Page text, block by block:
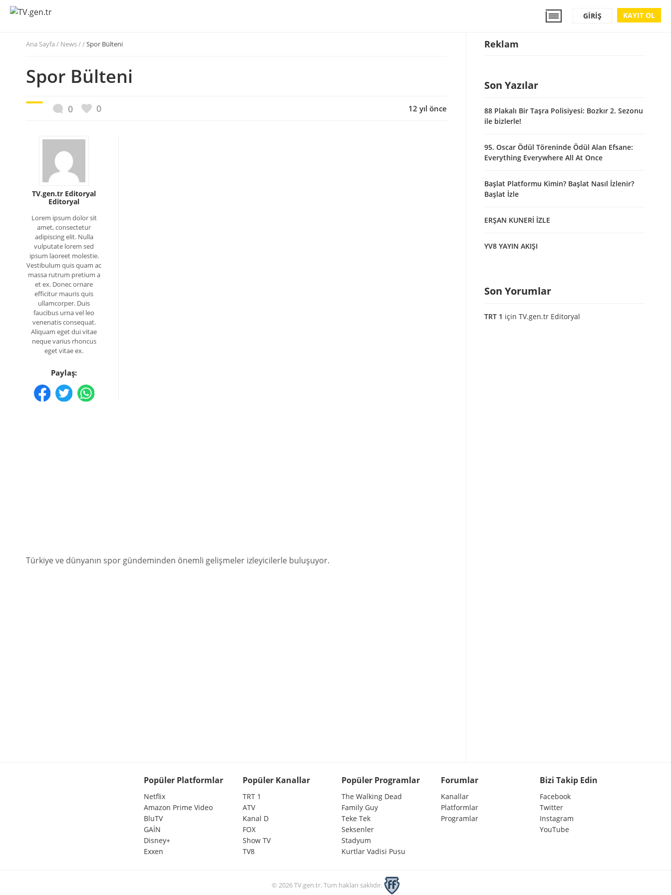
KAYIT OL
GIRIŞ
Ana Sayfa / News / /Spor Bülteni
Spor Bülteni
0 0 12 yıl önce
TV.gen.tr Editoryal
Editoryal
Lorem ipsum dolor sit
amet, consectetur
adipiscing elit. Nulla
vulputate lorem sed
ipsum laoreet molestie.
Vestibulum quis quam ac
massa rutrum pretium a
et ex. Donec ornare
efficitur mauris quis
ullamcorper. Duis
faucibus urna vel leo
venenatis consequat.
Aliquam eget dui vitae
neque varius rhoncus
eget vitae ex.
Paylaş:
Türkiye ve dünyanın spor gündeminden önemli gelişmeler izleyicilerle buluşuyor.
Reklam
Son Yazılar
88 Plakalı Bir Taşra Polisiyesi: Bozkır 2. Sezonu
ile bizlerle!
95. Oscar Ödül Töreninde Ödül Alan Efsane:
Everything Everywhere All At Once
Başlat Platformu Kimin? Başlat Nasıl İzlenir?
Başlat İzle
ERŞAN KUNERİ İZLE
YV8 YAYIN AKIŞI
Son Yorumlar
TRT 1 için TV.gen.tr Editoryal
Popüler Platformlar
Netflix
Amazon Prime Video
BluTV
GAİN
Disney+
Exxen
Popüler Kanallar
TRT 1
ATV
Kanal D
FOX
Show TV
TV8
Popüler Programlar
The Walking Dead
Family Guy
Teke Tek
Seksenler
Stadyum
Kurtlar Vadisi Pusu
Forumlar
Kanallar
Platformlar
Programlar
Bizi Takip Edin
Facebook
Twitter
Instagram
YouTube
© 2026 TV.gen.tr. Tüm hakları saklıdır.